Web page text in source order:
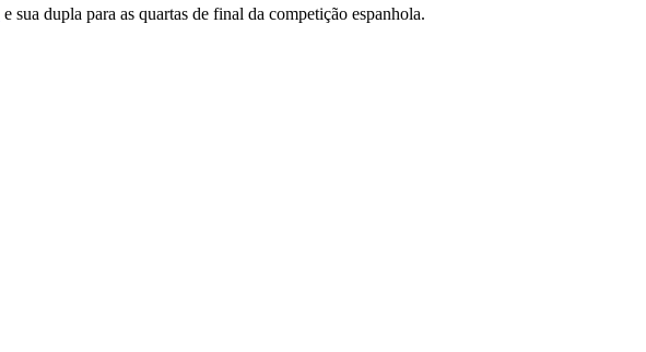
e sua dupla para as quartas de final da competição espanhola.